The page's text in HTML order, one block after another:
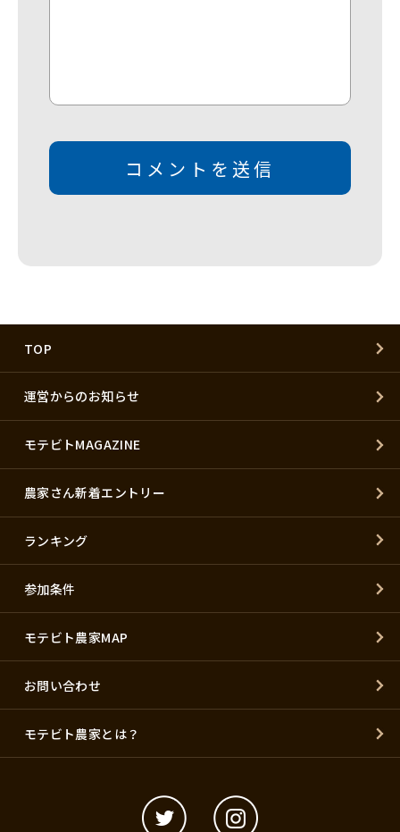
TOP
運営からのお知らせ
モテビトMAGAZINE
農家さん新着エントリー
ランキング
参加条件
モテビト農家MAP
お問い合わせ
モテビト農家とは？